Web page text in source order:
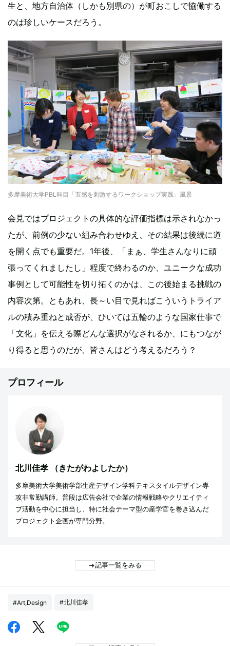
生と、地方自治体（しかも別県の）が町おこしで協働する
のは珍しいケースだろう。
多摩美術大学PBL科目「五感を刺激するワークショップ実践」風景
会見ではプロジェクトの具体的な評価指標は示されなかっ
たが、前例の少ない組み合わせゆえ、その結果は後続に道
を開く点でも重要だ。1年後、「まぁ、学生さんなりに頑
張ってくれましたし」程度で終わるのか、ユニークな成功
事例として可能性を切り拓くのかは、この後始まる挑戦の
内容次第。ともあれ、長～い目で見ればこういうトライア
ルの積み重ねと成否が、ひいては五輪のような国家仕事で
「文化」を伝える際どんな選択がなされるか、にもつなが
り得ると思うのだが、皆さんはどう考えるだろう？
プロフィール
北川佳孝 （きたがわよしたか）
多摩美術大学美術学部生産デザイン学科テキスタイルデザイン専
攻非常勤講師。普段は広告会社で企業の情報戦略やクリエイティ
ブ活動を中心に担当し、特に社会テーマ型の産学官を巻き込んだ
プロジェクト企画が専門分野。
記事一覧をみる
#Art,Design #北川佳孝